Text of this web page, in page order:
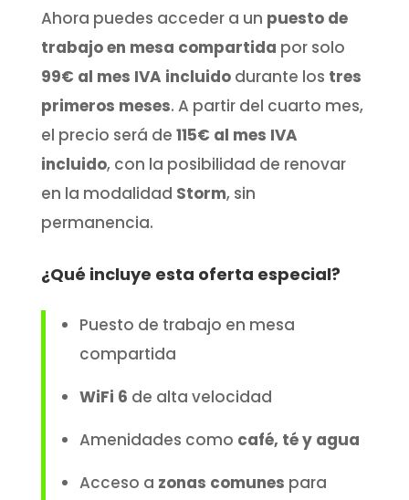
Ahora puedes acceder a un puesto de
trabajo en mesa compartida por solo
99€ al mes IVA incluidodurante los tres
primeros meses. A partir del cuarto mes,
el precio será de 115€ al mes IVA
incluido, con la posibilidad de renovar
en la modalidad Storm, sin
permanencia.
¿Qué incluye esta oferta especial?
Puesto de trabajo en mesa
compartida
WiFi 6 de alta velocidad
Amenidades como café, té y agua
Acceso a zonas comunes para